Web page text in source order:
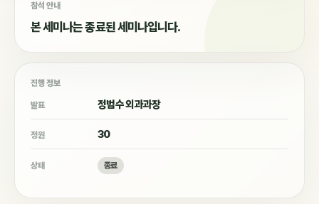
참석 안내
본 세미나는 종료된 세미나입니다.
진행 정보
발표 정범수 외과과장
정원 30
상태 종료